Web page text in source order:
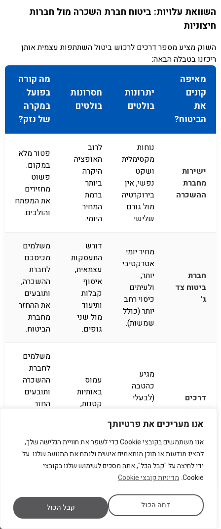
אנו מעריכים את פרטיותך
אנו משתמשים בקובצי Cookie כדי לשפר את חוויית הגלישה שלך,
להציג מודעות או תוכן מותאמים אישית ולנתח את התנועה שלנו. על
ידי לחיצה על "קבל הכל", אתה מסכים לשימוש שלנו בקובצי
Cookie. מדיניות קובצי Cookie
דחה הכול קבל הכול
השוואת עלויות: ביטוח חברת השכרה מול חברות
חיצוניות
השוק מציע מספר דרכים לרכוש ביטול השתתפות עצמית אותן
ריכזנו בטבלה הבאה:
מאיפה
קונים
את
הביטוח?
יתרונות
בולטים
חסרונות
בולטים
מה קורה
בפועל
במקרה
של נזק?
ישירות
מחברת
ההשכרה
נוחות
מקסימלית
ושקט
נפשי, אין
בירוקרטיה
מול גורם
שלישי.
לרוב
האופציה
היקרה
ביותר
ברמת
המחיר
היומי.
פטור מלא
במקום.
פשוט
מחזירים
את המפתח
והולכים.
חברת
ביטוח צד
ג'
מחיר יומי
אטרקטיבי
יותר,
ולעיתים
כיסוי רחב
יותר (כולל
שמשות).
דורש
התעסקות
עצמאית,
איסוף
קבלות
ותיעוד
מול שני
גופים.
משלמים
מכיסכם
לחברת
ההשכרה,
ותובעים
את ההחזר
מחברת
הביטוח.
דרכים
עקיפות
(כרטיס
מגיע
כהטבה
(לבעלי
כרטיסי
פרימיום),
עלות
יומית.
עמוס
באותיות
קטנות,
כביטוח
"משני".
משלמים
לחברת
ההשכרה
ותובעים
החזר
(בכפוף
לעמידה
בתנאים
ב"כאן על הכביש", אנו מציעים חבילות ביטוח משולבות, עם
ביטול השתתפות מלאה במחיר אטרקטיבי, המבטיחות שקט